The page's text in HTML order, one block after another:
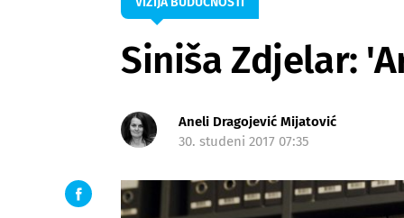
Siniša Zdjelar:
Aneli Dragojević Mijatović
30. studeni 2017 07:35